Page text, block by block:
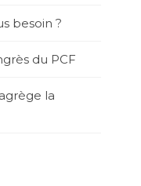
besoin ?
du PCF
la